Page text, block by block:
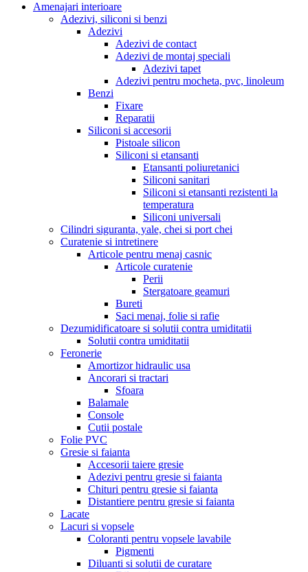
Amenajari interioare
Adezivi, siliconi si benzi
Adezivi
Adezivi de contact
Adezivi de montaj speciali
Adezivi tapet
Adezivi pentru mocheta, pvc, linoleum
Benzi
Fixare
Reparatii
Siliconi si accesorii
Pistoale silicon
Siliconi si etansanti
Etansanti poliuretanici
Siliconi sanitari
Siliconi si etansanti rezistenti la
temperatura
Siliconi universali
Cilindri siguranta, yale, chei si port chei
Curatenie si intretinere
Articole pentru menaj casnic
Articole curatenie
Perii
Stergatoare geamuri
Bureti
Saci menaj, folie si rafie
Dezumidificatoare si solutii contra umiditatii
Solutii contra umiditatii
Feronerie
Amortizor hidraulic usa
Ancorari si tractari
Sfoara
Balamale
Console
Cutii postale
Folie PVC
Gresie si faianta
Accesorii taiere gresie
Adezivi pentru gresie si faianta
Chituri pentru gresie si faianta
Distantiere pentru gresie si faianta
Lacate
Lacuri si vopsele
Coloranti pentru vopsele lavabile
Pigmenti
Diluanti si solutii de curatare